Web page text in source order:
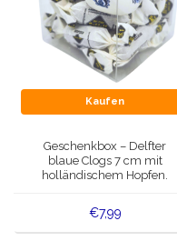
Kaufen
Geschenkbox – Delfter
blaue Clogs 7 cm mit
holländischem Hopfen.
€7,99